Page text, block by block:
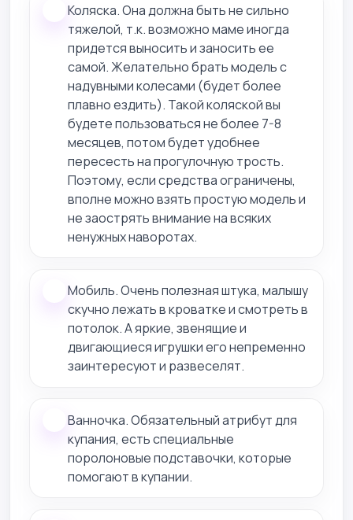
Коляска. Она должна быть не сильно
тяжелой, т.к. возможно маме иногда
придется выносить и заносить ее
самой. Желательно брать модель с
надувными колесами (будет более
плавно ездить). Такой коляской вы
будете пользоваться не более 7-8
месяцев, потом будет удобнее
пересесть на прогулочную трость.
Поэтому, если средства ограничены,
вполне можно взять простую модель и
не заострять внимание на всяких
ненужных наворотах.
Мобиль. Очень полезная штука, малышу
скучно лежать в кроватке и смотреть в
потолок. А яркие, звенящие и
двигающиеся игрушки его непременно
заинтересуют и развеселят.
Ванночка. Обязательный атрибут для
купания, есть специальные
поролоновые подставочки, которые
помогают в купании.